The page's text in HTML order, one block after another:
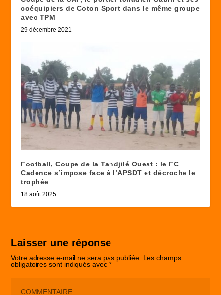
coéquipiers de Coton Sport dans le même groupe
avec TPM
29 décembre 2021
Football, Coupe de la Tandjilé Ouest : le FC
Cadence s’impose face à l’APSDT et décroche le
trophée
18 août 2025
Laisser une réponse
Votre adresse e-mail ne sera pas publiée. Les champs
obligatoires sont indiqués avec*